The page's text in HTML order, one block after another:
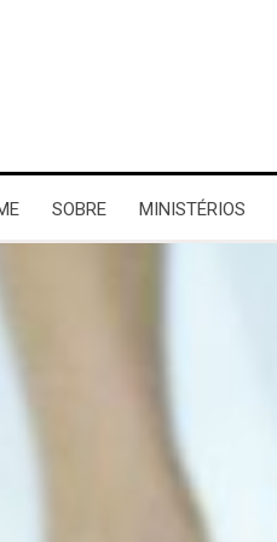
SOBRE MINISTÉRIOS